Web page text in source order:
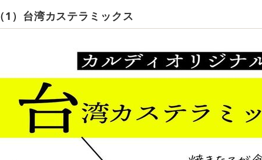
（1）台湾カステラミックス